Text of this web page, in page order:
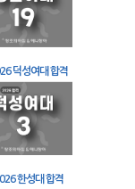
덕성여대 합격
한성대 합격